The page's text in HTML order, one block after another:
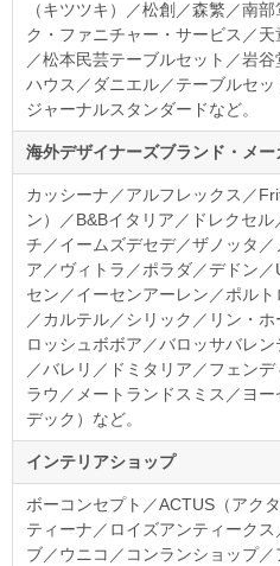
（キツツキ）／松創／森繁／南
ク・ファニチャー・サービス／
／松本民芸テーブルセット／岩
ハウス／ダニエル／テーブルセ
ジャーナルスタンダードなど。
海外デザイナーズブランド・メー
カッシーナ／アルフレックス／
ン）／B&Bイタリア／ドレクセ
チ／イームズデセデ／ザノッタ
ア／ヴィトラ／ポラダ／デドン
セン／イーセンアーレン／ポル
／カルテル／シリック／リン・
ロッシュボボア／バロッサバレ
／バレリ／ドミタリア／フェン
ラウ／メートランドスミス／ヨ
デック）など。
インテリアショップ
ボーコンセプト／ACTUS（アク
ティーナ／ロイズアンティーク
ブ／ウニコ／コンランショップ